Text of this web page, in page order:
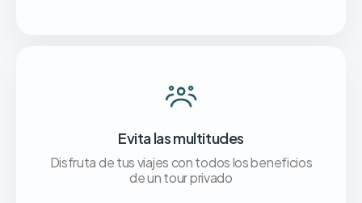
Evita las multitudes
Disfruta de tus viajes con todos los beneficios
de un tour privado